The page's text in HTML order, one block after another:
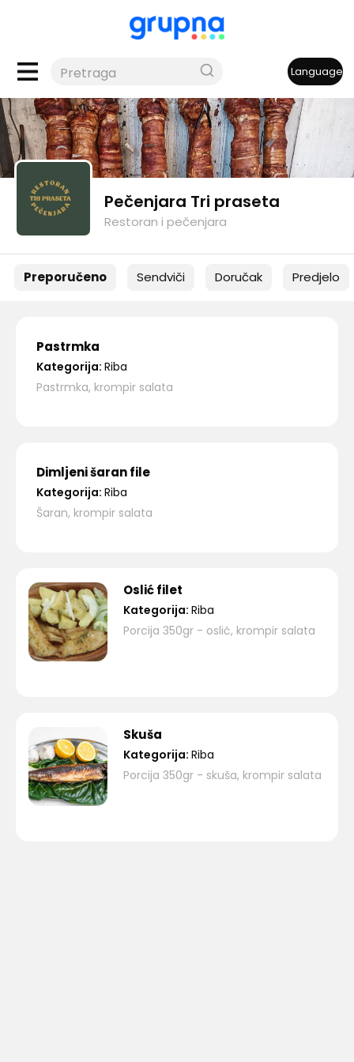
Language
Pečenjara Tri praseta
Restoran i pečenjara
Preporučeno Sendviči Doručak Predjelo
Pastrmka
Kategorija: Riba
Pastrmka, krompir salata
Dimljeni šaran file
Kategorija: Riba
Šaran, krompir salata
Oslić filet
Kategorija: Riba
Porcija 350gr - oslić, krompir salata
Skuša
Kategorija: Riba
Porcija 350gr - skuša, krompir salata